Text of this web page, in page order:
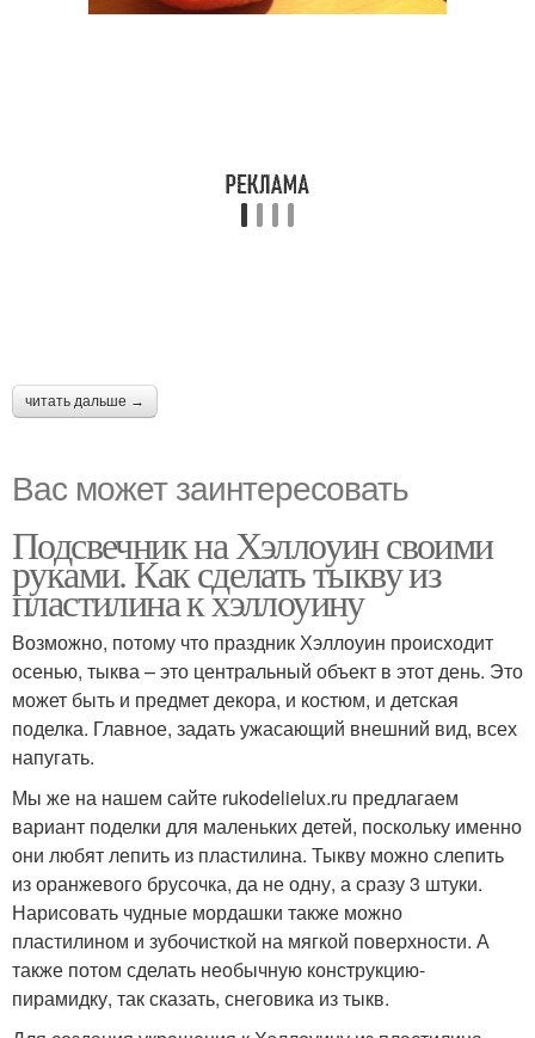
читать дальше →
Вас может заинтересовать
Подсвечник на Хэллоуин своими
руками. Как сделать тыкву из
пластилина к хэллоуину
Возможно, потому что праздник Хэллоуин происходит
осенью, тыква – это центральный объект в этот день. Это
может быть и предмет декора, и костюм, и детская
поделка. Главное, задать ужасающий внешний вид, всех
напугать.
Мы же на нашем сайте rukodelielux.ru предлагаем
вариант поделки для маленьких детей, поскольку именно
они любят лепить из пластилина. Тыкву можно слепить
из оранжевого брусочка, да не одну, а сразу 3 штуки.
Нарисовать чудные мордашки также можно
пластилином и зубочисткой на мягкой поверхности. А
также потом сделать необычную конструкцию-
пирамидку, так сказать, снеговика из тыкв.